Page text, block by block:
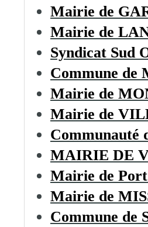
Mairie de
Mairie de
Syndicat Sud
Commune de
Mairie de
Mairie de
Communauté
MAIRIE DE
Mairie de
Mairie de
Commune de